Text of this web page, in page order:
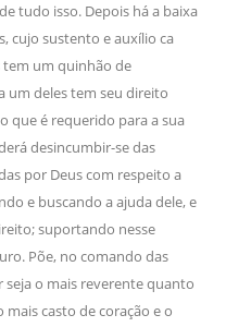
tudo isso. Depois há a baixa
cujo sustento e auxílio ca
tem um quinhão de
um deles tem seu direito
que é requerido para a sua
desincumbir-se das
por Deus com respeito a
e buscando a ajuda dele, e
suportando nesse
Põe, no comando das
o mais reverente quanto
mais casto de coração e o